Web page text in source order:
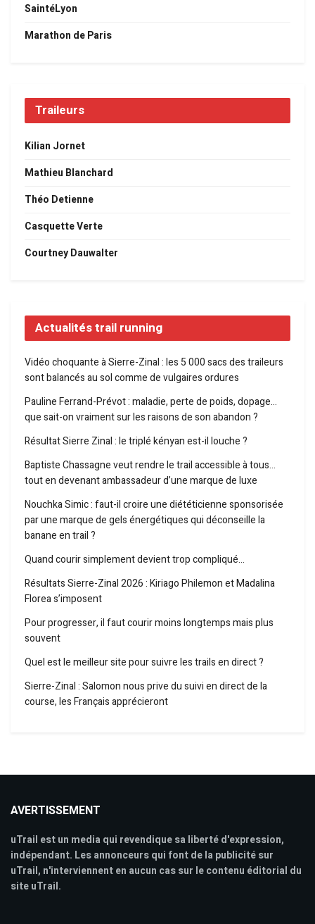
SaintéLyon
Marathon de Paris
Traileurs
Kilian Jornet
Mathieu Blanchard
Théo Detienne
Casquette Verte
Courtney Dauwalter
Actualités trail running
Vidéo choquante à Sierre-Zinal : les 5 000 sacs des traileurs
sont balancés au sol comme de vulgaires ordures
Pauline Ferrand-Prévot : maladie, perte de poids, dopage…
que sait-on vraiment sur les raisons de son abandon ?
Résultat Sierre Zinal : le triplé kényan est-il louche ?
Baptiste Chassagne veut rendre le trail accessible à tous…
tout en devenant ambassadeur d’une marque de luxe
Nouchka Simic : faut-il croire une diététicienne sponsorisée
par une marque de gels énergétiques qui déconseille la
banane en trail ?
Quand courir simplement devient trop compliqué…
Résultats Sierre-Zinal 2026 : Kiriago Philemon et Madalina
Florea s’imposent
Pour progresser, il faut courir moins longtemps mais plus
souvent
Quel est le meilleur site pour suivre les trails en direct ?
Sierre-Zinal : Salomon nous prive du suivi en direct de la
course, les Français apprécieront
AVERTISSEMENT
uTrail est un media qui revendique sa liberté d'expression,
indépendant. Les annonceurs qui font de la publicité sur
uTrail, n'interviennent en aucun cas sur le contenu éditorial du
site uTrail.